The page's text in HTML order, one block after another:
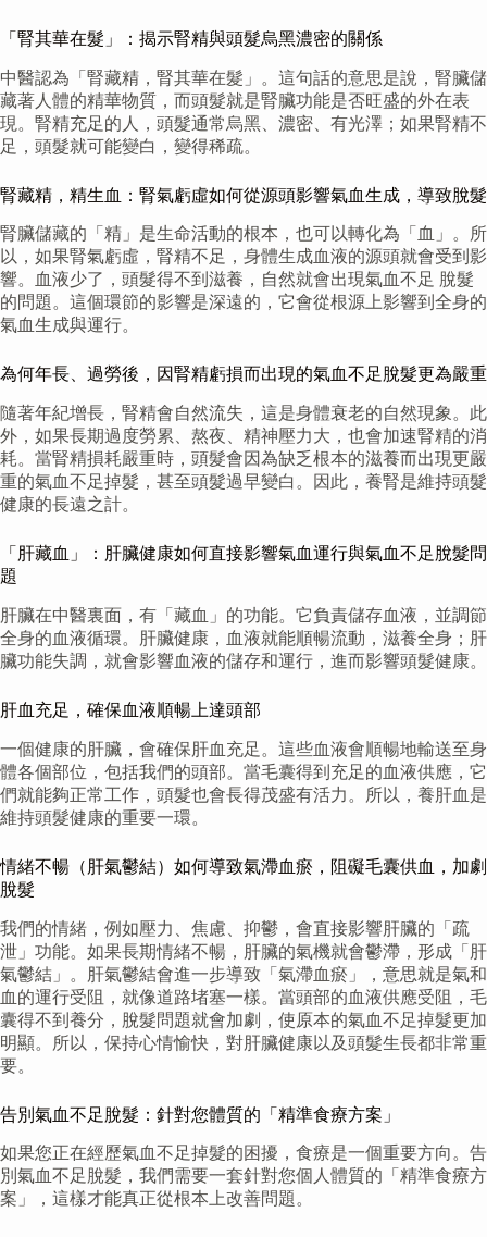
「腎其華在髮」：揭示腎精與頭髮烏黑濃密的關係
中醫認為「腎藏精，腎其華在髮」。這句話的意思是說，腎臟儲
藏著人體的精華物質，而頭髮就是腎臟功能是否旺盛的外在表
現。腎精充足的人，頭髮通常烏黑、濃密、有光澤；如果腎精不
足，頭髮就可能變白，變得稀疏。
腎藏精，精生血：腎氣虧虛如何從源頭影響氣血生成，導致脫髮
腎臟儲藏的「精」是生命活動的根本，也可以轉化為「血」。所
以，如果腎氣虧虛，腎精不足，身體生成血液的源頭就會受到影
響。血液少了，頭髮得不到滋養，自然就會出現氣血不足 脫髮
的問題。這個環節的影響是深遠的，它會從根源上影響到全身的
氣血生成與運行。
為何年長、過勞後，因腎精虧損而出現的氣血不足脫髮更為嚴重
隨著年紀增長，腎精會自然流失，這是身體衰老的自然現象。此
外，如果長期過度勞累、熬夜、精神壓力大，也會加速腎精的消
耗。當腎精損耗嚴重時，頭髮會因為缺乏根本的滋養而出現更嚴
重的氣血不足掉髮，甚至頭髮過早變白。因此，養腎是維持頭髮
健康的長遠之計。
「肝藏血」：肝臟健康如何直接影響氣血運行與氣血不足脫髮問
題
肝臟在中醫裏面，有「藏血」的功能。它負責儲存血液，並調節
全身的血液循環。肝臟健康，血液就能順暢流動，滋養全身；肝
臟功能失調，就會影響血液的儲存和運行，進而影響頭髮健康。
肝血充足，確保血液順暢上達頭部
一個健康的肝臟，會確保肝血充足。這些血液會順暢地輸送至身
體各個部位，包括我們的頭部。當毛囊得到充足的血液供應，它
們就能夠正常工作，頭髮也會長得茂盛有活力。所以，養肝血是
維持頭髮健康的重要一環。
情緒不暢（肝氣鬱結）如何導致氣滯血瘀，阻礙毛囊供血，加劇
脫髮
我們的情緒，例如壓力、焦慮、抑鬱，會直接影響肝臟的「疏
泄」功能。如果長期情緒不暢，肝臟的氣機就會鬱滯，形成「肝
氣鬱結」。肝氣鬱結會進一步導致「氣滯血瘀」，意思就是氣和
血的運行受阻，就像道路堵塞一樣。當頭部的血液供應受阻，毛
囊得不到養分，脫髮問題就會加劇，使原本的氣血不足掉髮更加
明顯。所以，保持心情愉快，對肝臟健康以及頭髮生長都非常重
要。
告別氣血不足脫髮：針對您體質的「精準食療方案」
如果您正在經歷氣血不足掉髮的困擾，食療是一個重要方向。告
別氣血不足脫髮，我們需要一套針對您個人體質的「精準食療方
案」，這樣才能真正從根本上改善問題。